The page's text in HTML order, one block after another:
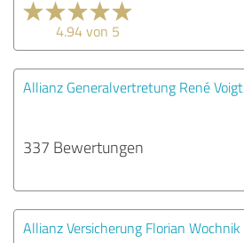
4.94 von 5
Allianz Generalvertretung René Voigt
337 Bewertungen
Allianz Versicherung Florian Wochnik